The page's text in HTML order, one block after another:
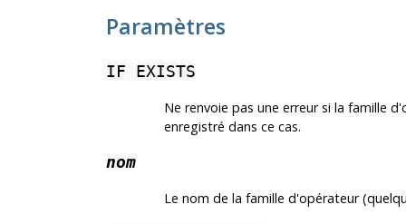
Paramètres
IF EXISTS
Ne renvoie pas une erreur si la famille
enregistré dans ce cas.
nom
Le nom de la famille d'opérateur